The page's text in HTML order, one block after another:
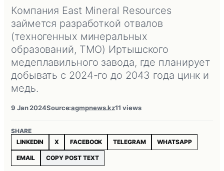
Компания East Mineral Resources
займется разработкой отвалов
(техногенных минеральных
образований, ТМО) Иртышского
медеплавильного завода, где планирует
добывать с 2024-го до 2043 года цинк и
медь.
9 Jan 2024Source:agmpnews.kz11 views
SHARE
LINKEDIN
X FACEBOOK TELEGRAM WHATSAPP
EMAIL COPY POST TEXT